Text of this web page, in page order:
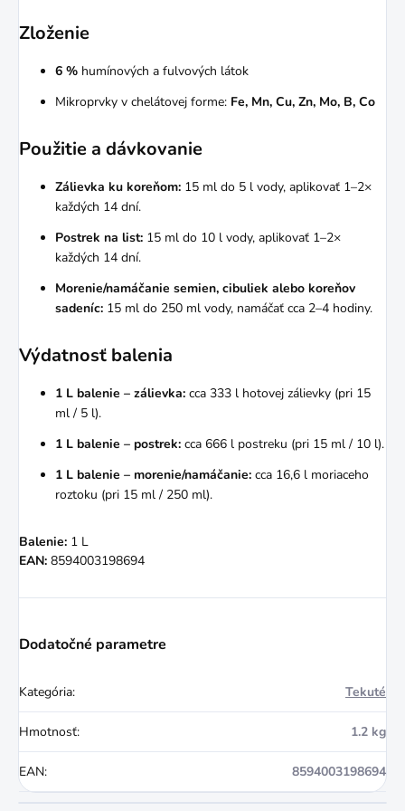
Zloženie
6 % humínových a fulvových látok
Mikroprvky v chelátovej forme: Fe, Mn, Cu, Zn, Mo, B, Co
Použitie a dávkovanie
Zálievka ku koreňom: 15 ml do 5 l vody, aplikovať 1–2×
každých 14 dní.
Postrek na list: 15 ml do 10 l vody, aplikovať 1–2×
každých 14 dní.
Morenie/namáčanie semien, cibuliek alebo koreňov
sadeníc: 15 ml do 250 ml vody, namáčať cca 2–4 hodiny.
Výdatnosť balenia
1 L balenie – zálievka: cca 333 l hotovej zálievky (pri 15
ml / 5 l).
1 L balenie – postrek: cca 666 l postreku (pri 15 ml / 10 l).
1 L balenie – morenie/namáčanie: cca 16,6 l moriaceho
roztoku (pri 15 ml / 250 ml).
Balenie: 1 L
EAN: 8594003198694
Dodatočné parametre
Kategória: Tekuté
Hmotnosť: 1.2 kg
EAN: 8594003198694